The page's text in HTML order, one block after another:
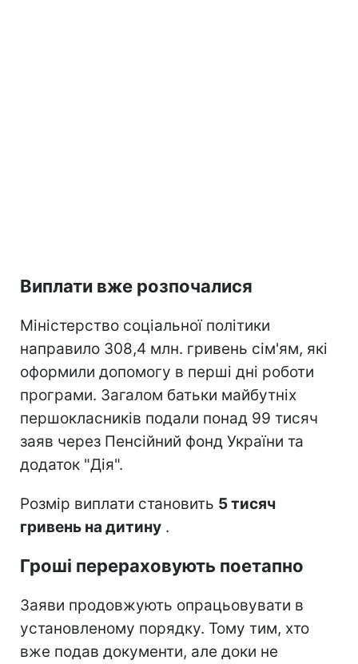
Виплати вже розпочалися
Міністерство соціальної політики
направило 308,4 млн. гривень сім'ям, які
оформили допомогу в перші дні роботи
програми. Загалом батьки майбутніх
першокласників подали понад 99 тисяч
заяв через Пенсійний фонд України та
додаток "Дія".
Розмір виплати становить 5 тисяч
гривень на дитину .
Гроші перераховують поетапно
Заяви продовжують опрацьовувати в
установленому порядку. Тому тим, хто
вже подав документи, але доки не